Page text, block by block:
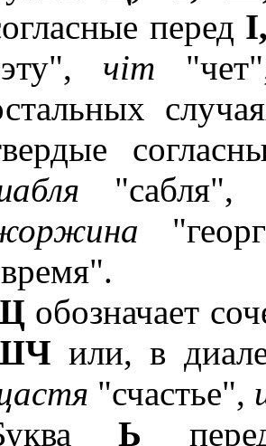
перед
чiт
обозначает
или, в
"счастье",
Ь